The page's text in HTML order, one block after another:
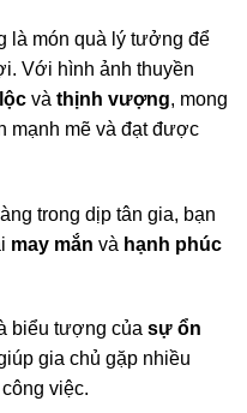
là món quà lý tưởng để
Với hình ảnh thuyền
và thịnh vượng, mong
mạnh mẽ và đạt được
trong dịp tân gia, bạn
may mắn và hạnh phúc
biểu tượng của sự ổn
gia chủ gặp nhiều
việc.